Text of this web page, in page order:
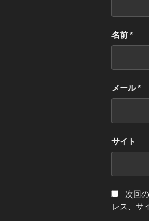
名前 *
メール*
サイト
次回
レス、サ